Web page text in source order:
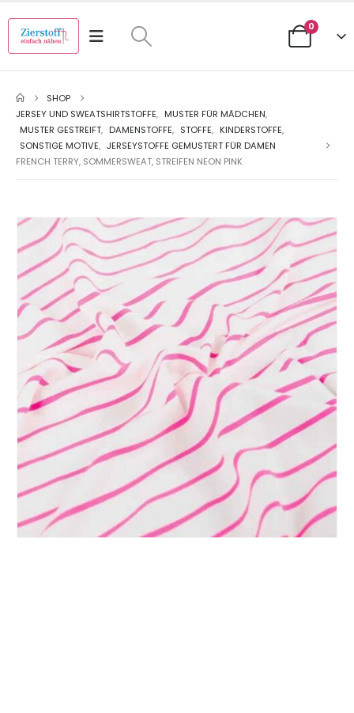
0
SHOP
JERSEY UND SWEATSHIRTSTOFFE, MUSTER FÜR MÄDCHEN,
MUSTER GESTREIFT, DAMENSTOFFE, STOFFE, KINDERSTOFFE,
SONSTIGE MOTIVE, JERSEYSTOFFE GEMUSTERT FÜR DAMEN
FRENCH TERRY, SOMMERSWEAT, STREIFEN NEON PINK